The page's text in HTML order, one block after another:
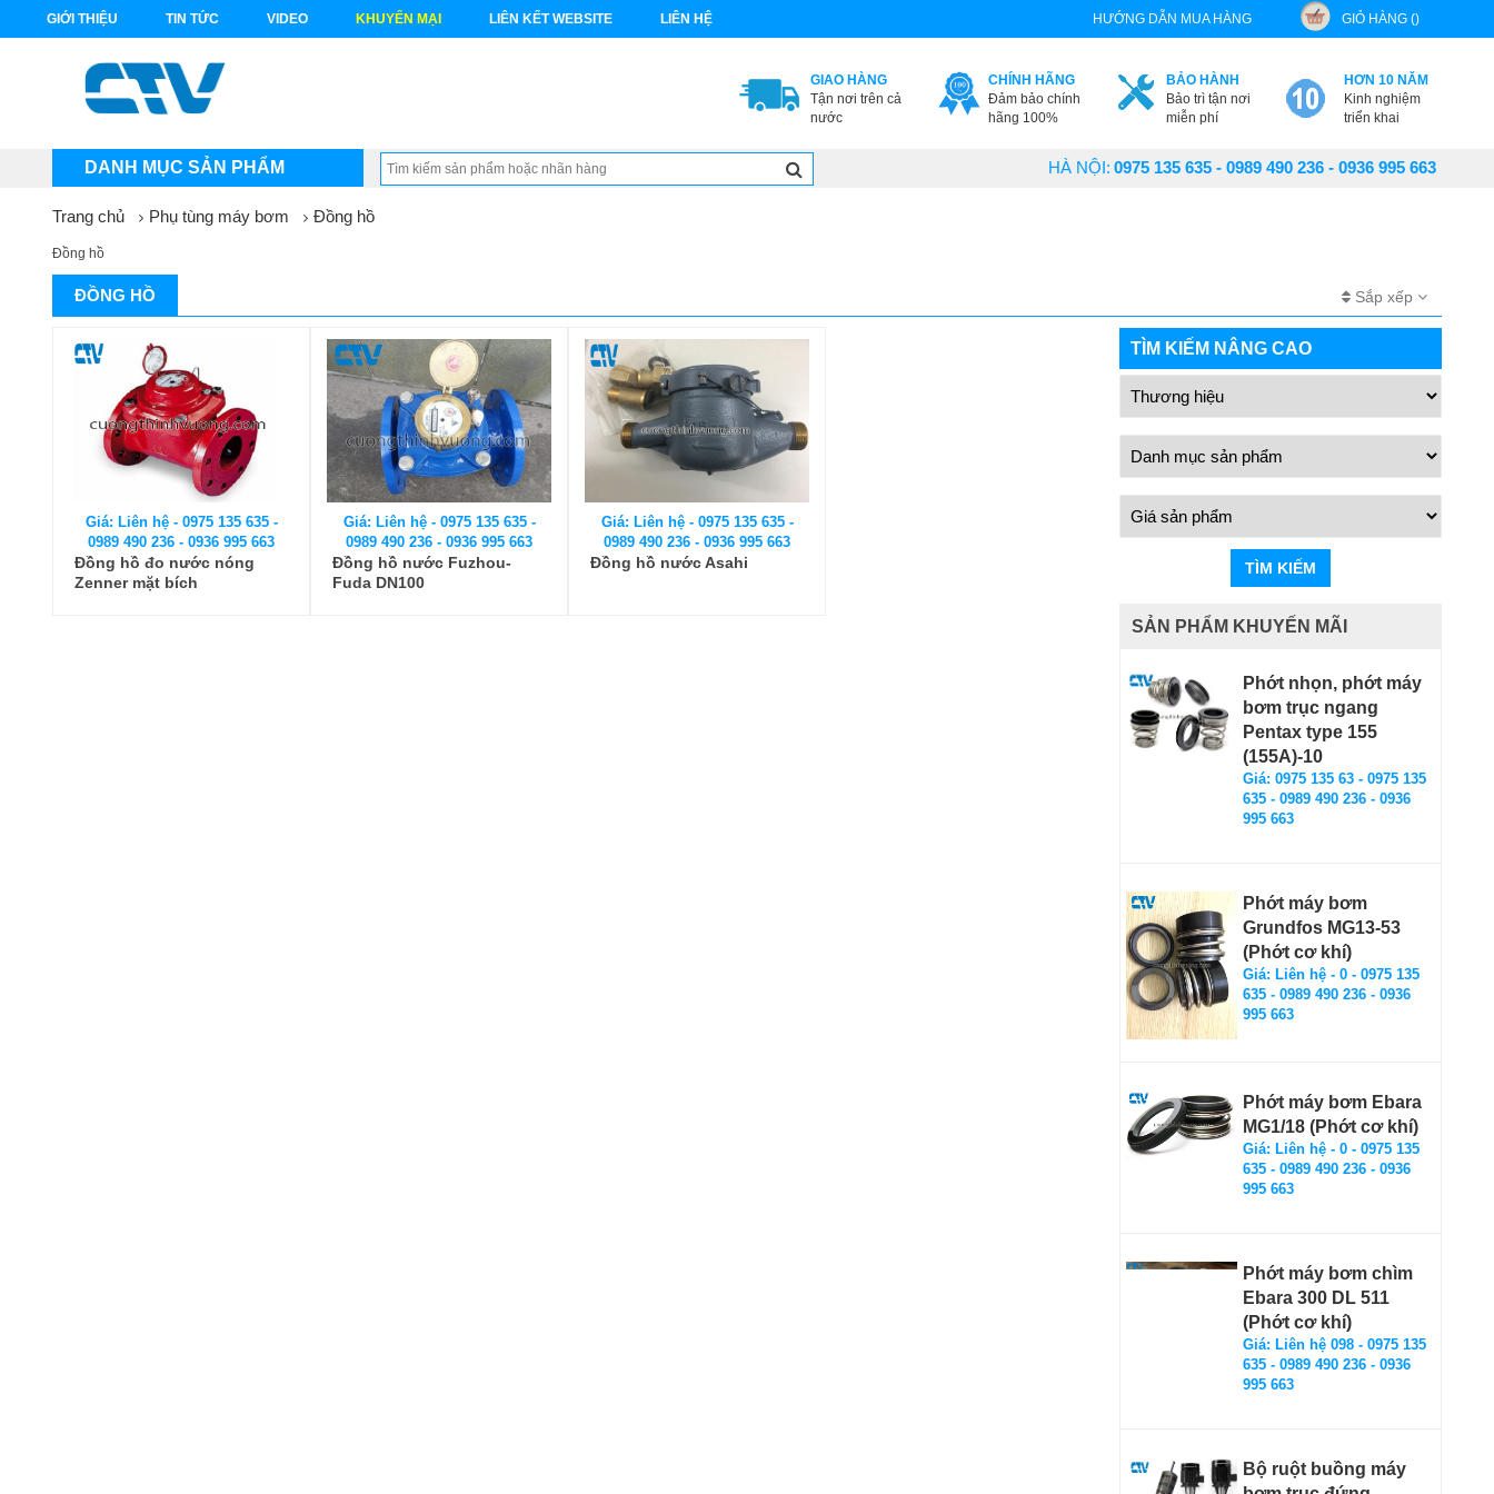
GIỚI THIỆU TIN TỨC VIDEO KHUYẾN MẠI LIÊN KẾT WEBSITE LIÊN HỆ HƯỚNG DẪN MUA HÀNG GIỎ HÀNG ()
GIAO HÀNG
Tận nơi trên cả
nước
CHÍNH HÃNG
Đảm bảo chính
hãng 100%
BẢO HÀNH
Bảo trì tận nơi
miễn phí
HƠN 10 NĂM
Kinh nghiệm
triển khai
DANH MỤC SẢN PHẨM HÀ NỘI: 0975 135 635 - 0989 490 236 - 0936 995 663
Trang chủ Phụ tùng máy bơm Đồng hồ
Đồng hồ
ĐỒNG HỒ Sắp xếp
Giá: Liên hệ - 0975 135 635 -
0989 490 236 - 0936 995 663
Đồng hồ đo nước nóng
Zenner mặt bích
Giá: Liên hệ - 0975 135 635 -
0989 490 236 - 0936 995 663
Đồng hồ nước Fuzhou-
Fuda DN100
Giá: Liên hệ - 0975 135 635 -
0989 490 236 - 0936 995 663
Đồng hồ nước Asahi
TÌM KIẾM NÂNG CAO
TÌM KIẾM
SẢN PHẨM KHUYẾN MÃI
Phớt nhọn, phớt máy
bơm trục ngang
Pentax type 155
(155A)-10
Giá: 0975 135 63 - 0975 135
635 - 0989 490 236 - 0936
995 663
Phớt máy bơm
Grundfos MG13-53
(Phớt cơ khí)
Giá: Liên hệ - 0 - 0975 135
635 - 0989 490 236 - 0936
995 663
Phớt máy bơm Ebara
MG1/18 (Phớt cơ khí)
Giá: Liên hệ - 0 - 0975 135
635 - 0989 490 236 - 0936
995 663
Phớt máy bơm chìm
Ebara 300 DL 511
(Phớt cơ khí)
Giá: Liên hệ 098 - 0975 135
635 - 0989 490 236 - 0936
995 663
Bộ ruột buồng máy